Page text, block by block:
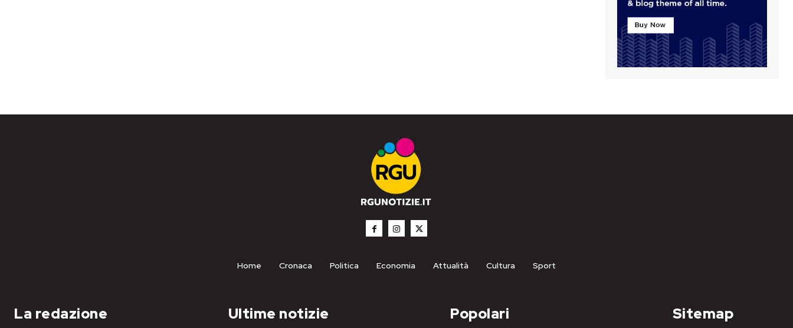
Home Cronaca Politica Economia Attualità Cultura Sport
La redazione Ultime notizie Popolari Sitemap